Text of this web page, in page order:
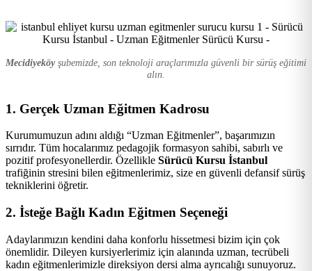
Mecidiyeköyşubemizde, son teknoloji araçlarımızla güvenli bir sürüş eğitimi
alın.
1. Gerçek Uzman Eğitmen Kadrosu
Kurumumuzun adını aldığı “Uzman Eğitmenler”, başarımızın
sırrıdır. Tüm hocalarımız pedagojik formasyon sahibi, sabırlı ve
pozitif profesyonellerdir. Özellikle Sürücü Kursu İstanbul
trafiğinin stresini bilen eğitmenlerimiz, size en güvenli defansif sürüş
tekniklerini öğretir.
2. İsteğe Bağlı Kadın Eğitmen Seçeneği
Adaylarımızın kendini daha konforlu hissetmesi bizim için çok
önemlidir. Dileyen kursiyerlerimiz için alanında uzman, tecrübeli
kadın eğitmenlerimizle direksiyon dersi alma ayrıcalığı sunuyoruz.